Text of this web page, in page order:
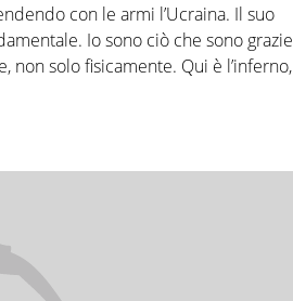
con le armi l’Ucraina. Il suo
Io sono ciò che sono grazie
non solo fisicamente. Qui è l’inferno,